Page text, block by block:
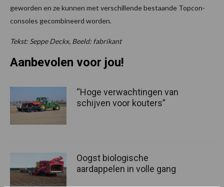
geworden en ze kunnen met verschillende bestaande Topcon-
consoles gecombineerd worden.
Tekst: Seppe Deckx, Beeld: fabrikant
Aanbevolen voor jou!
“Hoge verwachtingen van
schijven voor kouters”
Oogst biologische
aardappelen in volle gang